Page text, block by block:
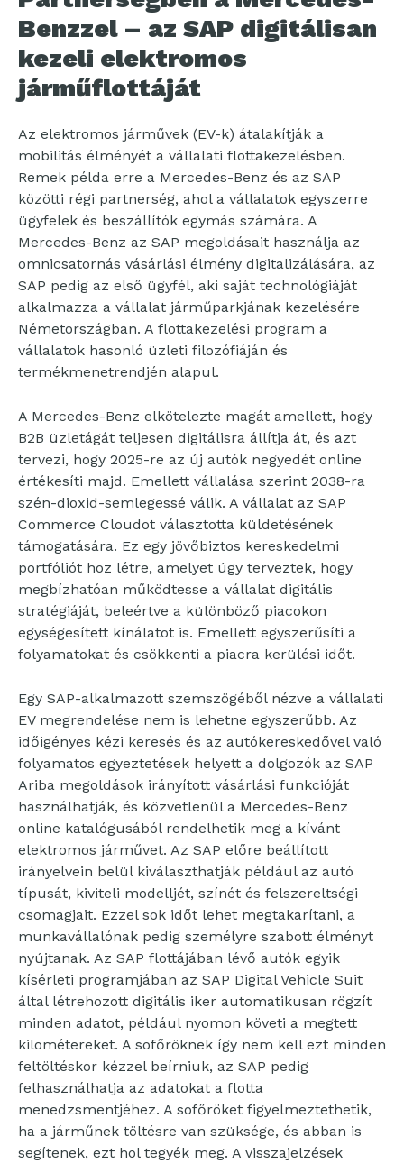
Benzzel – az SAP digitálisan
kezeli elektromos
járműflottáját
Az elektromos járművek (EV-k) átalakítják a
mobilitás élményét a vállalati flottakezelésben.
Remek példa erre a Mercedes-Benz és az SAP
közötti régi partnerség, ahol a vállalatok egyszerre
ügyfelek és beszállítók egymás számára. A
Mercedes-Benz az SAP megoldásait használja az
omnicsatornás vásárlási élmény digitalizálására, az
SAP pedig az első ügyfél, aki saját technológiáját
alkalmazza a vállalat járműparkjának kezelésére
Németországban. A flottakezelési program a
vállalatok hasonló üzleti filozófiáján és
termékmenetrendjén alapul.
A Mercedes-Benz elkötelezte magát amellett, hogy
B2B üzletágát teljesen digitálisra állítja át, és azt
tervezi, hogy 2025-re az új autók negyedét online
értékesíti majd. Emellett vállalása szerint 2038-ra
szén-dioxid-semlegessé válik. A vállalat az SAP
Commerce Cloudot választotta küldetésének
támogatására. Ez egy jövőbiztos kereskedelmi
portfóliót hoz létre, amelyet úgy terveztek, hogy
megbízhatóan működtesse a vállalat digitális
stratégiáját, beleértve a különböző piacokon
egységesített kínálatot is. Emellett egyszerűsíti a
folyamatokat és csökkenti a piacra kerülési időt.
Egy SAP-alkalmazott szemszögéből nézve a vállalati
EV megrendelése nem is lehetne egyszerűbb. Az
időigényes kézi keresés és az autókereskedővel való
folyamatos egyeztetések helyett a dolgozók az SAP
Ariba megoldások irányított vásárlási funkcióját
használhatják, és közvetlenül a Mercedes-Benz
online katalógusából rendelhetik meg a kívánt
elektromos járművet. Az SAP előre beállított
irányelvein belül kiválaszthatják például az autó
típusát, kiviteli modelljét, színét és felszereltségi
csomagjait. Ezzel sok időt lehet megtakarítani, a
munkavállalónak pedig személyre szabott élményt
nyújtanak. Az SAP flottájában lévő autók egyik
kísérleti programjában az SAP Digital Vehicle Suit
által létrehozott digitális iker automatikusan rögzít
minden adatot, például nyomon követi a megtett
kilométereket. A sofőröknek így nem kell ezt minden
feltöltéskor kézzel beírniuk, az SAP pedig
felhasználhatja az adatokat a flotta
menedzsmentjéhez. A sofőröket figyelmeztethetik,
ha a járműnek töltésre van szüksége, és abban is
segítenek, ezt hol tegyék meg. A visszajelzések